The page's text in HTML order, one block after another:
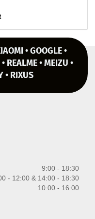
• GOOGLE •
REALME • MEIZU •
• RIXUS
9:00 - 18:30
- 12:00 & 14:00 - 18:30
10:00 - 16:00